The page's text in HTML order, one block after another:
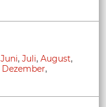
Juni, Juli, August,
Dezember,